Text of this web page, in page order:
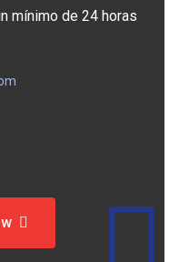
mínimo de 24 horas